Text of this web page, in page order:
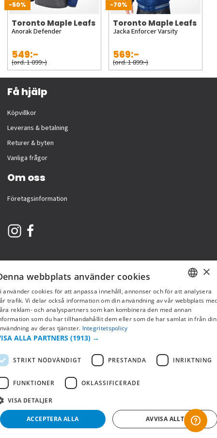
-50%
Toronto Maple Leafs
Anorak Defender
549:-
(ord. 1 099:-)
-70%
Toronto Maple Leafs
Jacka Enforcer Varsity
569:-
(ord. 1 899:-)
Få hjälp
Köpvillkor
Leverans & betalning
Returer & byten
Vanliga frågor
Om oss
Företagsinformation
Copyright © 2019 This site is Licensed to 377 Sport AB IntegritetspolicyCookies
SWEDISH
FI
×
webbplats använder cookies
använder cookies för att anpassa innehåll, annonser och för att analysera
trafik. Vi delar också information om din användning av vår webbplats
reklam- och analyspartners som kan kombinera den med annan
som du har tillhandahållit dem eller som de har samlat in från din
av deras tjänster. Integritetspolicy
ALLA PARTNERS (1913) →
STRIKT NÖDVÄNDIGT PRESTANDA INRIKTNING
FUNKTIONER OKLASSIFICERADE
VISA DETALJER
ACCEPTERA ALLA AVVISA ALLT